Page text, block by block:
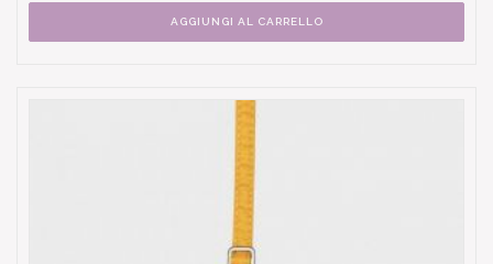
AGGIUNGI AL CARRELLO